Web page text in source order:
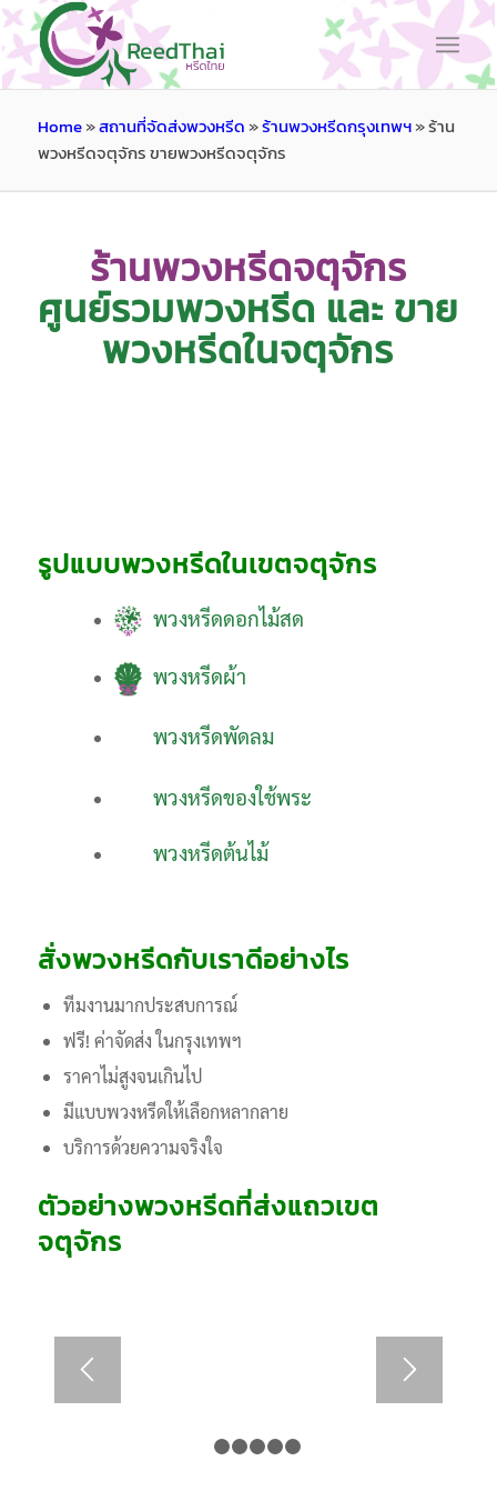
Home»สถานที่จัดส่งพวงหรีด»ร้านพวงหรีดกรุงเทพฯ»ร้าน
พวงหรีดจตุจักร ขายพวงหรีดจตุจักร
ร้านพวงหรีดจตุจักร
ศูนย์รวมพวงหรีด และ ขาย
พวงหรีดในจตุจักร
รูปแบบพวงหรีดในเขตจตุจักร
พวงหรีดดอกไม้สด
พวงหรีดผ้า
พวงหรีดพัดลม
พวงหรีดของใช้พระ
พวงหรีดต้นไม้
สั่งพวงหรีดกับเราดีอย่างไร
ทีมงานมากประสบการณ์
ฟรี! ค่าจัดส่ง ในกรุงเทพฯ
ราคาไม่สูงจนเกินไป
มีแบบพวงหรีดให้เลือกหลากลาย
บริการด้วยความจริงใจ
ตัวอย่างพวงหรีดที่ส่งแถวเขต
จตุจักร